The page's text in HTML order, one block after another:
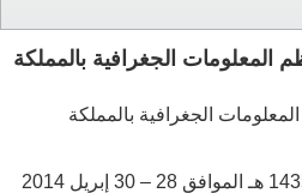
المعلومات الجغرافية بالمملكة
الجغرافية بالمملكة
28 جمادى الاخرة – 1 رجب 1435 هـ الموافق 28 – 30 إبريل 2014